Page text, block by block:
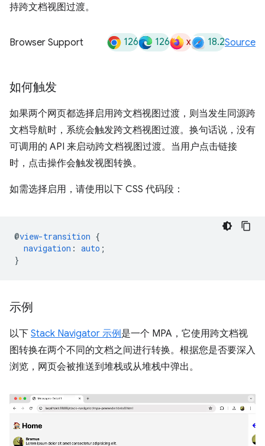
持跨文档视图过渡。
Browser Support 126 126 x 18.2Source
如何触发
如果两个网页都选择启用跨文档视图过渡，则当发生同源跨
文档导航时，系统会触发跨文档视图过渡。换句话说，没有
可调用的 API 来启动跨文档视图过渡。当用户点击链接
时，点击操作会触发视图转换。
如需选择启用，请使用以下 CSS 代码段：
@view-transition {
navigation : auto ;
}
示例
以下 Stack Navigator 示例是一个 MPA，它使用跨文档视
图转换在两个不同的文档之间进行转换。根据您是否要深入
浏览，网页会被推送到堆栈或从堆栈中弹出。